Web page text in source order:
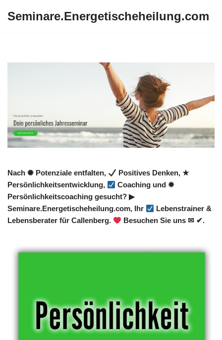
Seminare.Energetischeheilung.com
Nach ✺ Potenziale entfalten,
Positives Denken, ★
Persönlichkeitsentwicklung,
Coaching und ✹
Persönlichkeitscoaching gesucht? ▶︎
Seminare.Energetischeheilung.com, Ihr
Lebenstrainer &
Lebensberater für Callenberg.
Besuchen Sie uns ✉ ✔.